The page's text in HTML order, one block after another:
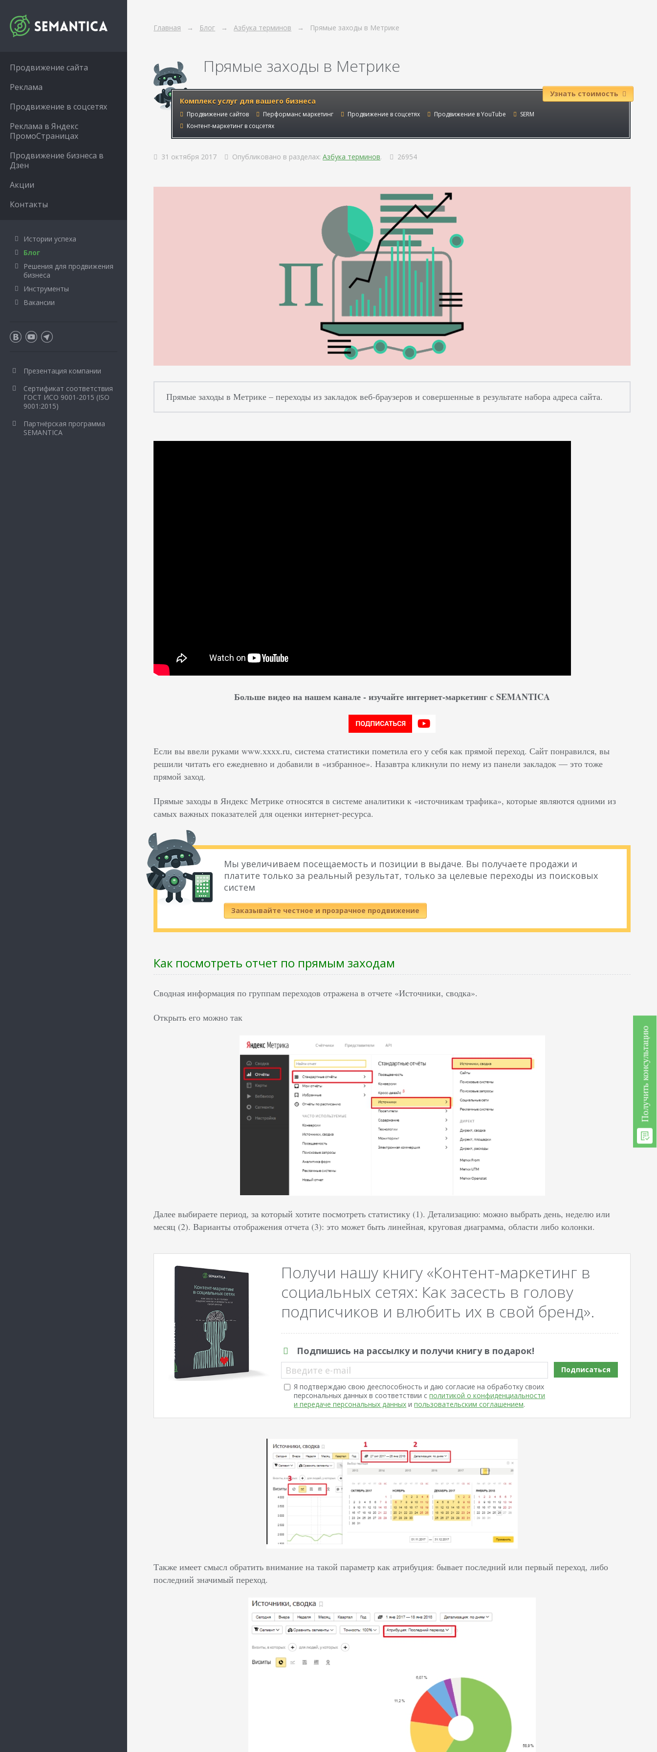
Главная Блог Азбука терминов Прямые заходы в Метрике
Прямые заходы в Метрике
Комплекс услуг для вашего бизнеса
Продвижение сайтов Перформанс маркетинг Продвижение в соцсетях Продвижение в YouTube
SERM
Контент-маркетинг в соцсетях
Узнать стоимость
31 октября 2017 Опубликовано в разделах: Азбука терминов. 26954
Прямые заходы в Метрике – переходы из закладок веб-браузеров и совершенные в результате набора адреса сайта.
Больше видео на нашем канале - изучайте интернет-маркетинг с SEMANTICA
Если вы ввели руками www.хххх.ru, система статистики пометила его у себя как прямой переход. Сайт понравился, вы
решили читать его ежедневно и добавили в «избранное». Назавтра кликнули по нему из панели закладок — это тоже
прямой заход.
Прямые заходы в Яндекс Метрике относятся в системе аналитики к «источникам трафика», которые являются одними из
самых важных показателей для оценки интернет-ресурса.
Мы увеличиваем посещаемость и позиции в выдаче. Вы получаете продажи и
платите только за реальный результат, только за целевые переходы из поисковых
систем
Заказывайте честное и прозрачное продвижение
Как посмотреть отчет по прямым заходам
Сводная информация по группам переходов отражена в отчете «Источники, сводка».
Открыть его можно так
Далее выбираете период, за который хотите посмотреть статистику (1). Детализацию: можно выбрать день, неделю или
месяц (2). Варианты отображения отчета (3): это может быть линейная, круговая диаграмма, области либо колонки.
Получи нашу книгу «Контент-маркетинг в
социальных сетях: Как засесть в голову
подписчиков и влюбить их в свой бренд».
Подпишись на рассылку и получи книгу в подарок!
Введите e-mail
Я подтверждаю свою дееспособность и даю согласие на обработку своих
персональных данных в соответствии сполитикой о конфиденциальности
и передаче персональных данных ипользовательским соглашением.
Подписаться
Также имеет смысл обратить внимание на такой параметр как атрибуция: бывает последний или первый переход, либо
последний значимый переход.
Продвижение сайта
Реклама
Продвижение в соцсетях
Реклама в Яндекс
ПромоСтраницах
Продвижение бизнеса в
Дзен
Акции
Контакты
Истории успеха
Блог
Решения для продвижения
бизнеса
Инструменты
Вакансии
Презентация компании
Сертификат соответствия
ГОСТ ИСО 9001-2015 (ISO
9001:2015)
Партнёрская программа
SEMANTICA
Получить консультацию